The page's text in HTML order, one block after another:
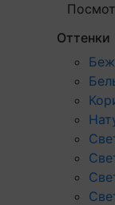
Оттенки